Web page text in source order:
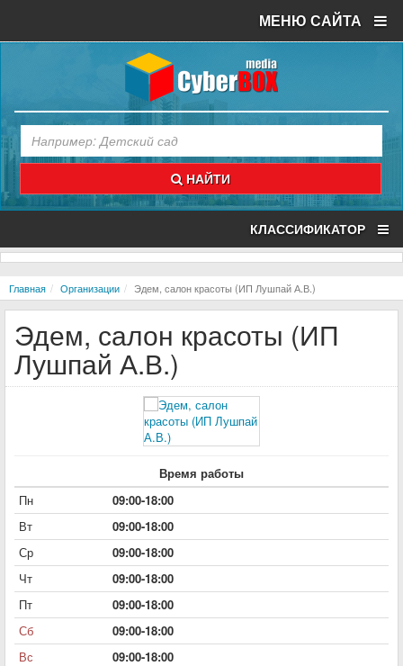
МЕНЮ САЙТА
НАЙТИ
КЛАССИФИКАТОР
Главная Организации Эдем, салон красоты (ИП Лушпай А.В.)
Эдем, салон красоты (ИП
Лушпай А.В.)
Время работы
Пн
09:00-18:00
Вт
09:00-18:00
Ср
09:00-18:00
Чт
09:00-18:00
Пт
09:00-18:00
Сб
09:00-18:00
Вс
09:00-18:00